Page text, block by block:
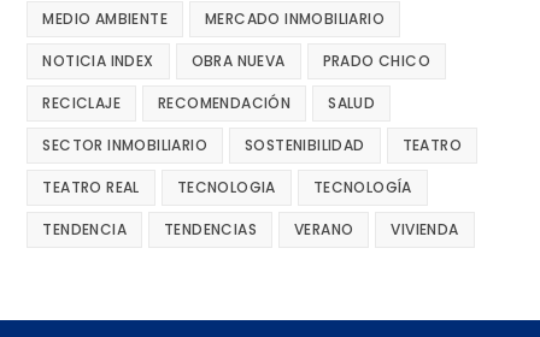
MEDIO AMBIENTE MERCADO INMOBILIARIO
NOTICIA INDEX OBRA NUEVA PRADO CHICO
RECICLAJE RECOMENDACIÓN SALUD
SECTOR INMOBILIARIO SOSTENIBILIDAD TEATRO
TEATRO REAL TECNOLOGIA TECNOLOGÍA
TENDENCIA TENDENCIAS VERANO VIVIENDA